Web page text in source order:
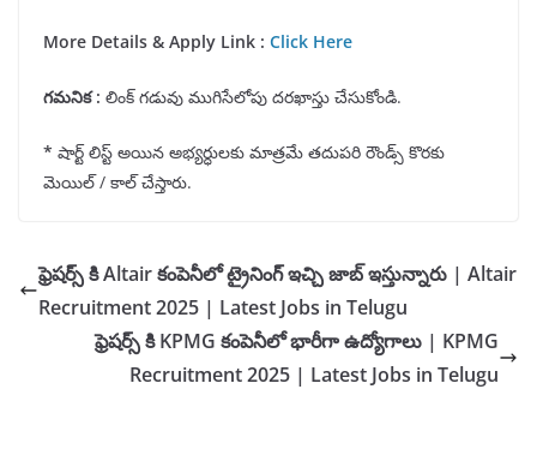
More Details & Apply Link : Click Here
గమనిక : లింక్ గడువు ముగిసేలోపు దరఖాస్తు చేసుకోండి.
* షార్ట్ లిస్ట్ అయిన అభ్యర్ధులకు మాత్రమే తదుపరి రౌండ్స్ కొరకు
మెయిల్ / కాల్ చేస్తారు.
ఫ్రెషర్స్ కి Altair కంపెనీలో ట్రైనింగ్ ఇచ్చి జాబ్ ఇస్తున్నారు | Altair
Recruitment 2025 | Latest Jobs in Telugu
ఫ్రెషర్స్ కి KPMG కంపెనీలో భారీగా ఉద్యోగాలు | KPMG
Recruitment 2025 | Latest Jobs in Telugu